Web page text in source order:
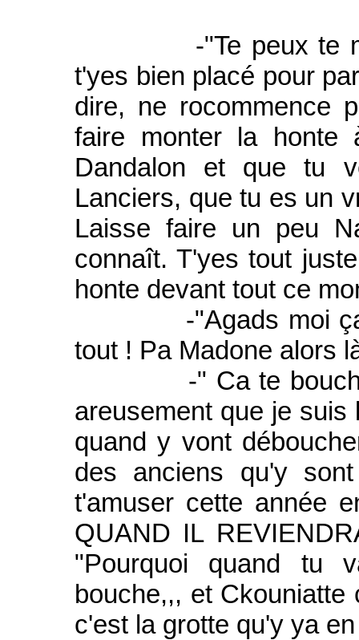
-"Te peux te
t'yes bien placé pour
dire, ne rocommence
faire monter la
Dandalon et que tu
Lanciers, que tu es un
Laisse faire un peu
connaît. T'yes tout
honte devant tout ce
-"Agads moi ça la
tout ! Pa Madone alors
-" Ca te bouche
areusement que je
quand y vont
des anciens qu'y
t'amuser cette année
QUAND IL
"Pourquoi quand tu
bouche,,, et
c'est la grotte qu'y ya